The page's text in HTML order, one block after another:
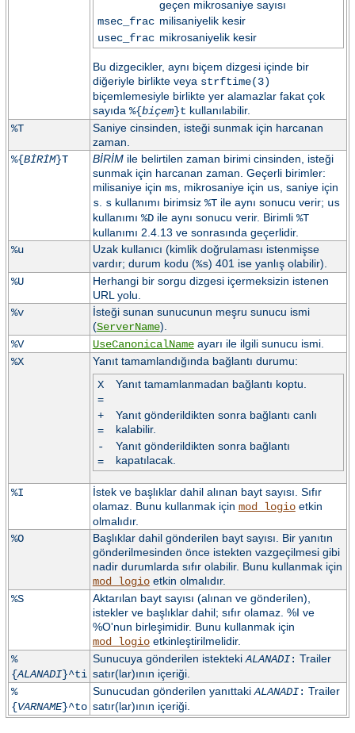
geçen mikrosaniye sayısı
msec_frac milisaniyelik kesir
usec_frac mikrosaniyelik kesir
Bu dizgecikler, aynı biçem dizgesi içinde bir
diğeriyle birlikte veya strftime(3)
biçemlemesiyle birlikte yer alamazlar fakat çok
sayıda %{biçem}t kullanılabilir.
%T
Saniye cinsinden, isteği sunmak için harcanan
zaman.
%{BİRİM}T BİRİMile belirtilen zaman birimi cinsinden, isteği
sunmak için harcanan zaman. Geçerli birimler:
milisaniye için ms, mikrosaniye için us, saniye için
s. skullanımı birimsiz %Tile aynı sonucu verir; us
kullanımı %Dile aynı sonucu verir. Birimli %T
kullanımı 2.4.13 ve sonrasında geçerlidir.
%u
Uzak kullanıcı (kimlik doğrulaması istenmişse
vardır; durum kodu (%s) 401 ise yanlış olabilir).
%U
Herhangi bir sorgu dizgesi içermeksizin istenen
URL yolu.
%v
İsteği sunan sunucunun meşru sunucu ismi
(ServerName).
%V
UseCanonicalNameayarı ile ilgili sunucu ismi.
%X
Yanıt tamamlandığında bağlantı durumu:
X
=
Yanıt tamamlanmadan bağlantı koptu.
+
=
Yanıt gönderildikten sonra bağlantı canlı
kalabilir.
-
=
Yanıt gönderildikten sonra bağlantı
kapatılacak.
%I
İstek ve başlıklar dahil alınan bayt sayısı. Sıfır
olamaz. Bunu kullanmak için mod_logioetkin
olmalıdır.
%O
Başlıklar dahil gönderilen bayt sayısı. Bir yanıtın
gönderilmesinden önce istekten vazgeçilmesi gibi
nadir durumlarda sıfır olabilir. Bunu kullanmak için
mod_logioetkin olmalıdır.
%S
Aktarılan bayt sayısı (alınan ve gönderilen),
istekler ve başlıklar dahil; sıfır olamaz. %I ve
%O'nun birleşimidir. Bunu kullanmak için
mod_logioetkinleştirilmelidir.
%
{ALANADI}^ti
Sunucuya gönderilen istektekiALANADI: Trailer
satır(lar)ının içeriği.
%
{VARNAME}^to
Sunucudan gönderilen yanıttakiALANADI: Trailer
satır(lar)ının içeriği.